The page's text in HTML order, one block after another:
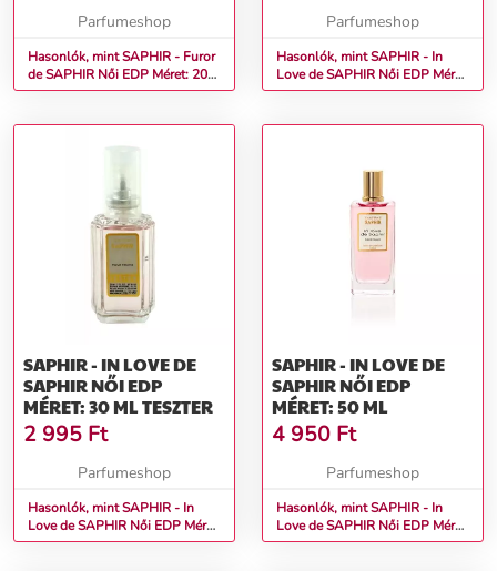
Parfumeshop
Hasonlók, mint SAPHIR - Furor
de SAPHIR Női EDP Méret: 200
ml
Parfumeshop
Hasonlók, mint SAPHIR - In
Love de SAPHIR Női EDP Méret:
1,75 ml
SAPHIR - IN LOVE DE
SAPHIR NŐI EDP
MÉRET: 30 ML TESZTER
2 995 Ft
Parfumeshop
Hasonlók, mint SAPHIR - In
Love de SAPHIR Női EDP Méret:
30 ml teszter
SAPHIR - IN LOVE DE
SAPHIR NŐI EDP
MÉRET: 50 ML
4 950 Ft
Parfumeshop
Hasonlók, mint SAPHIR - In
Love de SAPHIR Női EDP Méret:
50 ml